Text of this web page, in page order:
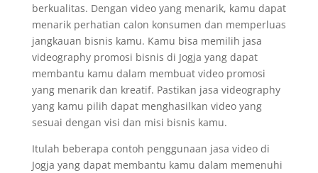
berkualitas. Dengan video yang menarik, kamu dapat
menarik perhatian calon konsumen dan memperluas
jangkauan bisnis kamu. Kamu bisa memilih jasa
videography promosi bisnis di Jogja yang dapat
membantu kamu dalam membuat video promosi
yang menarik dan kreatif. Pastikan jasa videography
yang kamu pilih dapat menghasilkan video yang
sesuai dengan visi dan misi bisnis kamu.
Itulah beberapa contoh penggunaan jasa video di
Jogja yang dapat membantu kamu dalam memenuhi